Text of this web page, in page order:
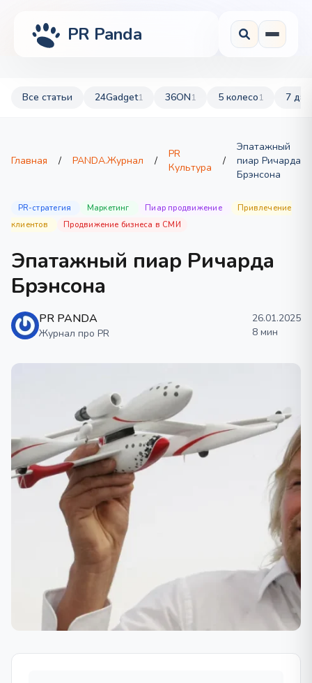
PR Panda
Все статьи 24Gadget1 36ON1 5 колесо1 7 дач
Главная / PANDA.Журнал /
PR
Культура
/
Эпатажный
пиар Ричарда
Брэнсона
PR-стратегия Маркетинг Пиар продвижение
Привлечение
клиентов
Продвижение бизнеса в СМИ
Эпатажный пиар Ричарда
Брэнсона
PR PANDA
Журнал про PR
26.01.2025
8 мин